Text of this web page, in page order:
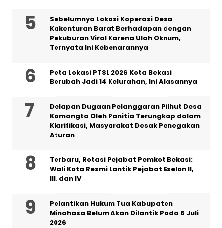
Sebelumnya Lokasi Koperasi Desa
Kakenturan Barat Berhadapan dengan
Pekuburan Viral Karena Ulah Oknum,
Ternyata Ini Kebenarannya
Peta Lokasi PTSL 2026 Kota Bekasi
Berubah Jadi 14 Kelurahan, Ini Alasannya
Delapan Dugaan Pelanggaran Pilhut Desa
Kamangta Oleh Panitia Terungkap dalam
Klarifikasi, Masyarakat Desak Penegakan
Aturan
‎Terbaru, Rotasi Pejabat Pemkot Bekasi:
Wali Kota Resmi Lantik Pejabat Eselon II,
III, dan IV ‎
Pelantikan Hukum Tua Kabupaten
Minahasa Belum Akan Dilantik Pada 6 Juli
2026